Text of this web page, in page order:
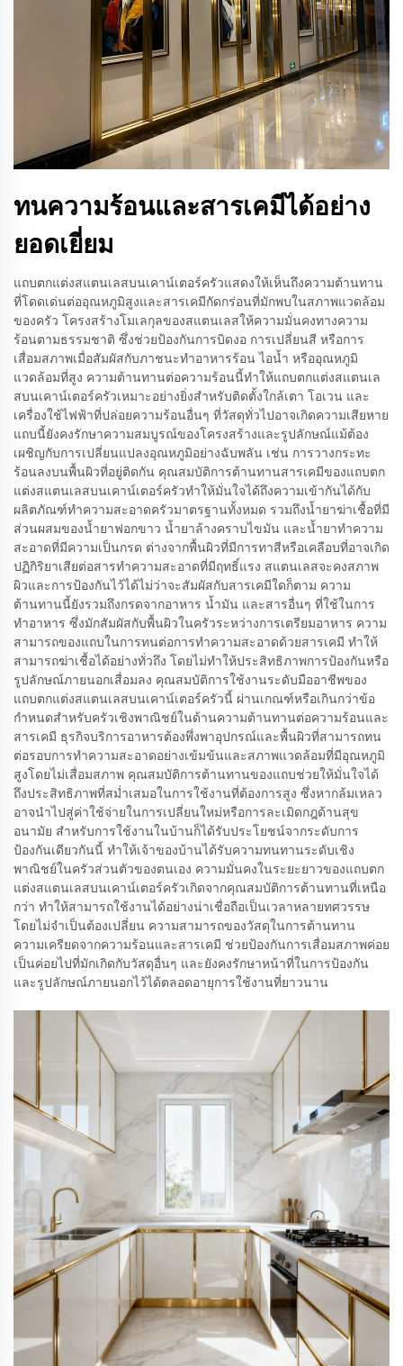
ทนความร้อนและสารเคมีได้อย่าง
ยอดเยี่ยม
แถบตกแต่งสแตนเลสบนเคาน์เตอร์ครัวแสดงให้เห็นถึงความต้านทาน
ที่โดดเด่นต่ออุณหภูมิสูงและสารเคมีกัดกร่อนที่มักพบในสภาพแวดล้อม
ของครัว โครงสร้างโมเลกุลของสแตนเลสให้ความมั่นคงทางความ
ร้อนตามธรรมชาติ ซึ่งช่วยป้องกันการบิดงอ การเปลี่ยนสี หรือการ
เสื่อมสภาพเมื่อสัมผัสกับภาชนะทำอาหารร้อน ไอน้ำ หรืออุณหภูมิ
แวดล้อมที่สูง ความต้านทานต่อความร้อนนี้ทำให้แถบตกแต่งสแตนเล
สบนเคาน์เตอร์ครัวเหมาะอย่างยิ่งสำหรับติดตั้งใกล้เตา โอเวน และ
เครื่องใช้ไฟฟ้าที่ปล่อยความร้อนอื่นๆ ที่วัสดุทั่วไปอาจเกิดความเสียหาย
แถบนี้ยังคงรักษาความสมบูรณ์ของโครงสร้างและรูปลักษณ์แม้ต้อง
เผชิญกับการเปลี่ยนแปลงอุณหภูมิอย่างฉับพลัน เช่น การวางกระทะ
ร้อนลงบนพื้นผิวที่อยู่ติดกัน คุณสมบัติการต้านทานสารเคมีของแถบตก
แต่งสแตนเลสบนเคาน์เตอร์ครัวทำให้มั่นใจได้ถึงความเข้ากันได้กับ
ผลิตภัณฑ์ทำความสะอาดครัวมาตรฐานทั้งหมด รวมถึงน้ำยาฆ่าเชื้อที่มี
ส่วนผสมของน้ำยาฟอกขาว น้ำยาล้างคราบไขมัน และน้ำยาทำความ
สะอาดที่มีความเป็นกรด ต่างจากพื้นผิวที่มีการทาสีหรือเคลือบที่อาจเกิด
ปฏิกิริยาเสียต่อสารทำความสะอาดที่มีฤทธิ์แรง สแตนเลสจะคงสภาพ
ผิวและการป้องกันไว้ได้ไม่ว่าจะสัมผัสกับสารเคมีใดก็ตาม ความ
ต้านทานนี้ยังรวมถึงกรดจากอาหาร น้ำมัน และสารอื่นๆ ที่ใช้ในการ
ทำอาหาร ซึ่งมักสัมผัสกับพื้นผิวในครัวระหว่างการเตรียมอาหาร ความ
สามารถของแถบในการทนต่อการทำความสะอาดด้วยสารเคมี ทำให้
สามารถฆ่าเชื้อได้อย่างทั่วถึง โดยไม่ทำให้ประสิทธิภาพการป้องกันหรือ
รูปลักษณ์ภายนอกเสื่อมลง คุณสมบัติการใช้งานระดับมืออาชีพของ
แถบตกแต่งสแตนเลสบนเคาน์เตอร์ครัวนี้ ผ่านเกณฑ์หรือเกินกว่าข้อ
กำหนดสำหรับครัวเชิงพาณิชย์ในด้านความต้านทานต่อความร้อนและ
สารเคมี ธุรกิจบริการอาหารต้องพึ่งพาอุปกรณ์และพื้นผิวที่สามารถทน
ต่อรอบการทำความสะอาดอย่างเข้มข้นและสภาพแวดล้อมที่มีอุณหภูมิ
สูงโดยไม่เสื่อมสภาพ คุณสมบัติการต้านทานของแถบช่วยให้มั่นใจได้
ถึงประสิทธิภาพที่สม่ำเสมอในการใช้งานที่ต้องการสูง ซึ่งหากล้มเหลว
อาจนำไปสู่ค่าใช้จ่ายในการเปลี่ยนใหม่หรือการละเมิดกฎด้านสุข
อนามัย สำหรับการใช้งานในบ้านก็ได้รับประโยชน์จากระดับการ
ป้องกันเดียวกันนี้ ทำให้เจ้าของบ้านได้รับความทนทานระดับเชิง
พาณิชย์ในครัวส่วนตัวของตนเอง ความมั่นคงในระยะยาวของแถบตก
แต่งสแตนเลสบนเคาน์เตอร์ครัวเกิดจากคุณสมบัติการต้านทานที่เหนือ
กว่า ทำให้สามารถใช้งานได้อย่างน่าเชื่อถือเป็นเวลาหลายทศวรรษ
โดยไม่จำเป็นต้องเปลี่ยน ความสามารถของวัสดุในการต้านทาน
ความเครียดจากความร้อนและสารเคมี ช่วยป้องกันการเสื่อมสภาพค่อย
เป็นค่อยไปที่มักเกิดกับวัสดุอื่นๆ และยังคงรักษาหน้าที่ในการป้องกัน
และรูปลักษณ์ภายนอกไว้ได้ตลอดอายุการใช้งานที่ยาวนาน